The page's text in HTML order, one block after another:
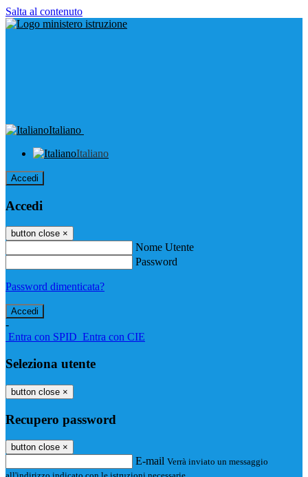
Salta al contenuto
Italiano
Italiano
Accedi
Accedi
button close ×
Nome Utente
Password
Password dimenticata?
-
Entra con SPID Entra con CIE
Seleziona utente
button close ×
Recupero password
button close ×
E-mail Verrà inviato un messaggio